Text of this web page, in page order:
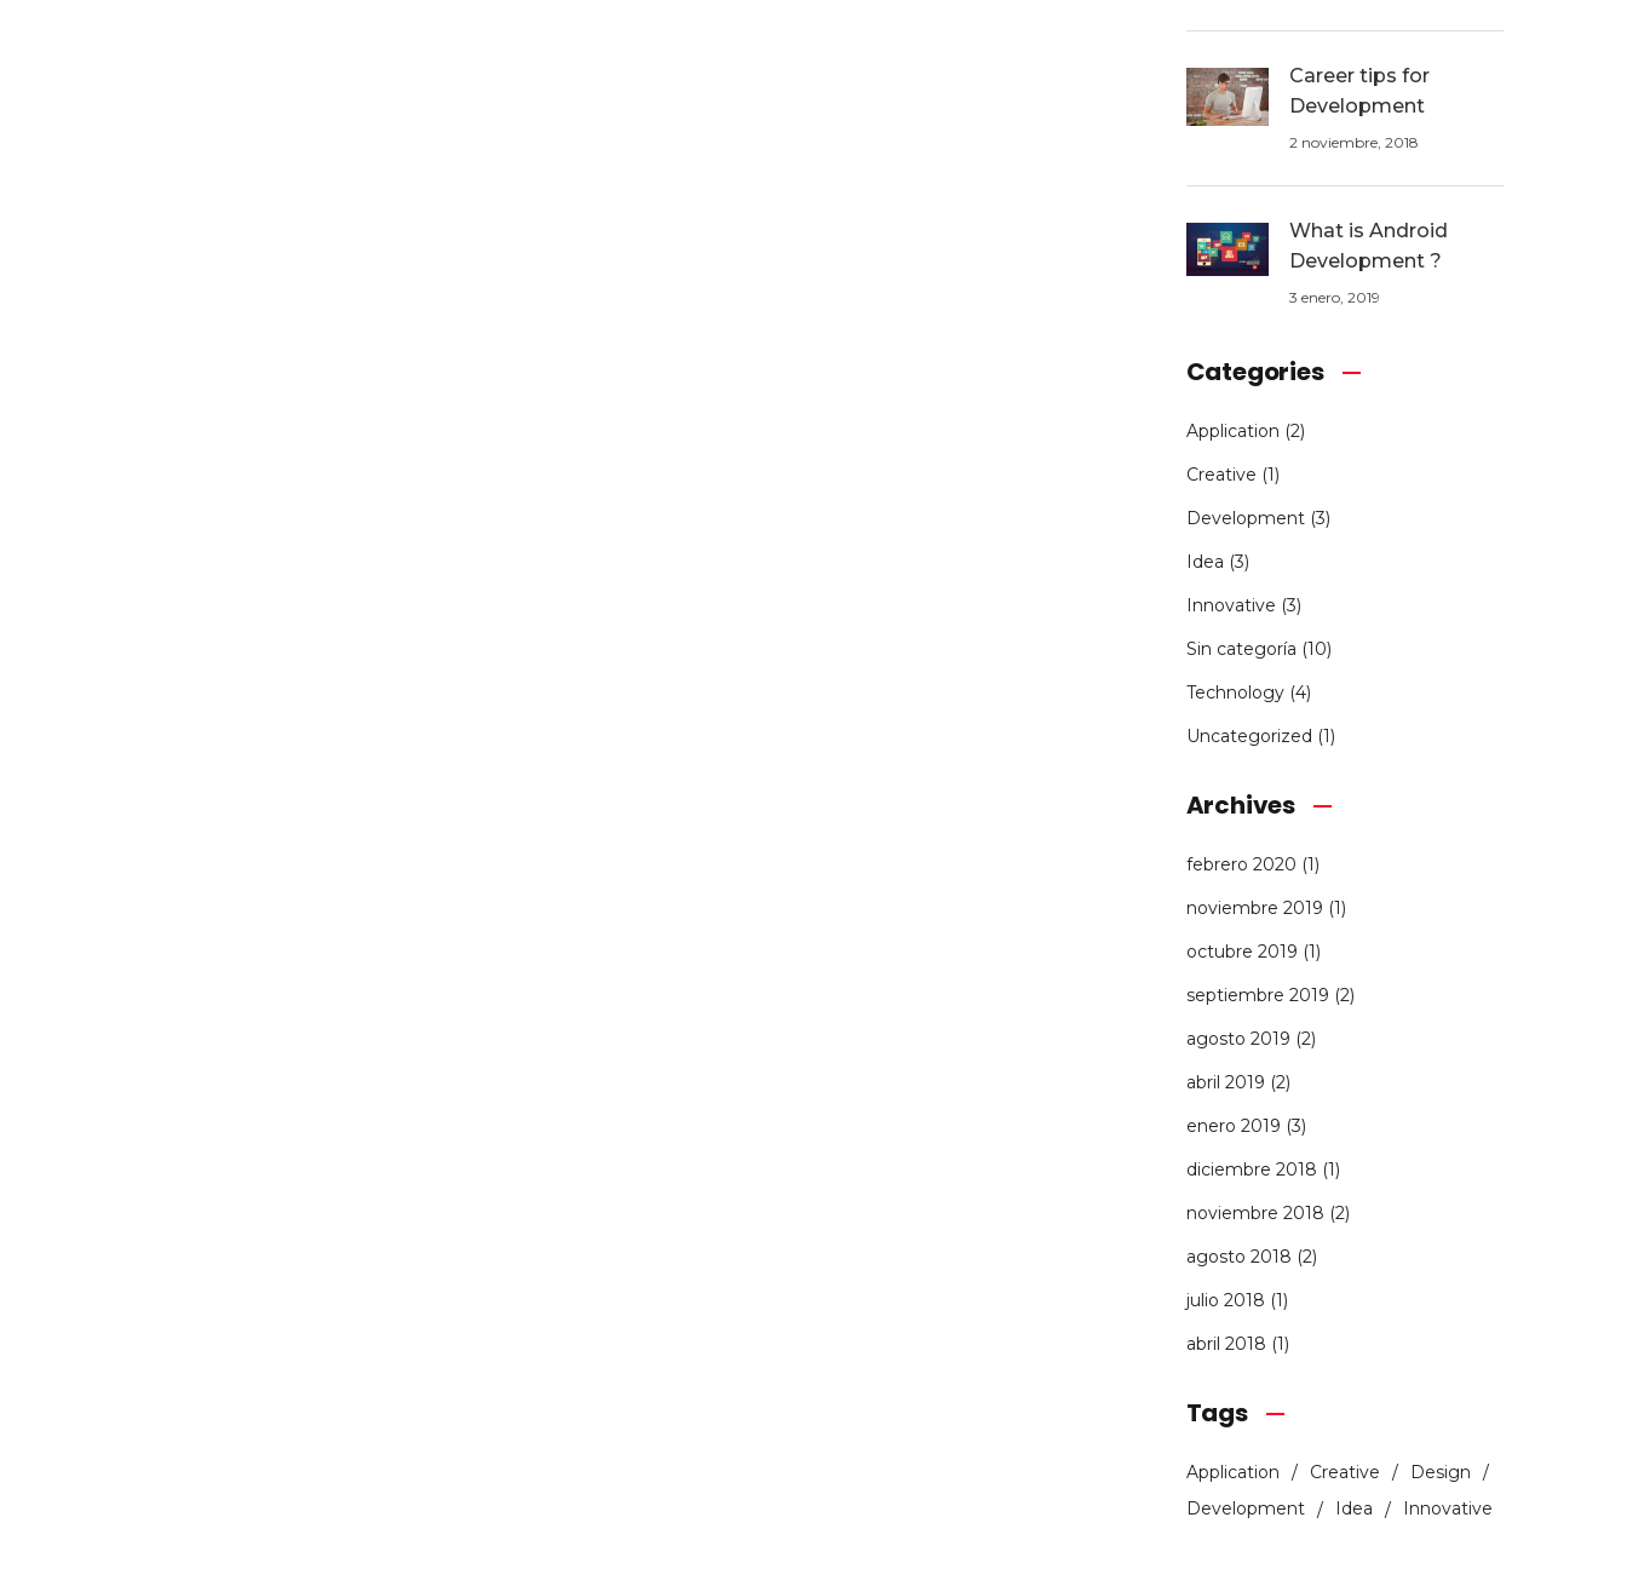
Career tips for
Development
2 noviembre, 2018
What is Android
Development ?
3 enero, 2019
Categories
Application (2)
Creative (1)
Development(3)
Idea (3)
Innovative (3)
Sin categoría (10)
Technology(4)
Uncategorized (1)
Archives
febrero 2020 (1)
noviembre 2019 (1)
octubre 2019 (1)
septiembre 2019 (2)
agosto 2019 (2)
abril 2019 (2)
enero 2019 (3)
diciembre 2018 (1)
noviembre 2018 (2)
agosto 2018 (2)
julio 2018 (1)
abril 2018 (1)
Tags
Application Creative
Design
Development
Idea Innovative